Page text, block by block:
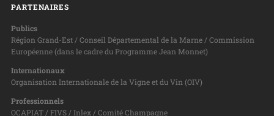
PARTENAIRES
Publics
Région Grand-Est / Conseil Départemental de la Marne / Commission
Européenne (dans le cadre du Programme Jean Monnet)
Internationaux
Organisation Internationale de la Vigne et du Vin (OIV)
Professionnels
OCAPIAT / FIVS / Inlex / Comité Champagne